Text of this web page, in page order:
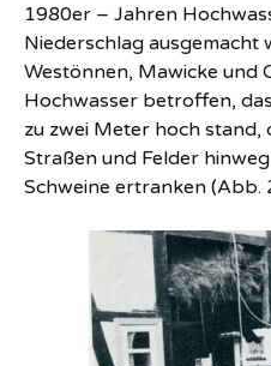
1980er – Jahren
Niederschlag ausgemacht
Westönnen, Mawicke und
Hochwasser betroffen,
zu zwei Meter hoch
Straßen und Felder
Schweine ertranken (Abb.